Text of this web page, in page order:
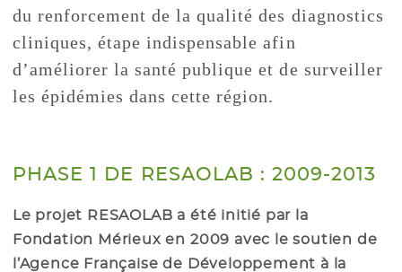
du renforcement de la qualité des diagnostics
cliniques, étape indispensable afin
d’améliorer la santé publique et de surveiller
les épidémies dans cette région.
PHASE 1 DE RESAOLAB : 2009-2013
Le projet RESAOLAB a été initié par la
Fondation Mérieux en 2009 avec le soutien de
l’Agence Française de Développement à la